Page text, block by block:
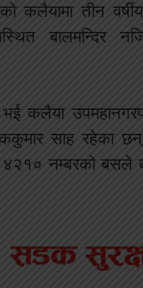
कलैयामा तीन
कलैया
साह रहेका
नम्बरको बसले